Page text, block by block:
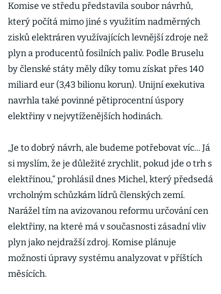
Komise ve středu představila soubor návrhů,
který počítá mimo jiné s využitím nadměrných
zisků elektráren využívajících levnější zdroje než
plyn a producentů fosilních paliv. Podle Bruselu
by členské státy měly díky tomu získat přes 140
miliard eur (3,43 bilionu korun). Unijní exekutiva
navrhla také povinné pětiprocentní úspory
elektřiny v nejvytíženějších hodinách.
„Je to dobrý návrh, ale budeme potřebovat víc... Já
si myslím, že je důležité zrychlit, pokud jde o trh s
elektřinou,“ prohlásil dnes Michel, který předsedá
vrcholným schůzkám lídrů členských zemí.
Narážel tím na avizovanou reformu určování cen
elektřiny, na které má v současnosti zásadní vliv
plyn jako nejdražší zdroj. Komise plánuje
možnosti úpravy systému analyzovat v příštích
měsících.